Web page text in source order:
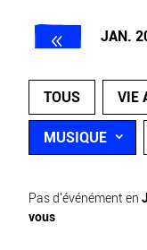
JAN.
TOUS VIE
MUSIQUE
Pas d'événément en
vous